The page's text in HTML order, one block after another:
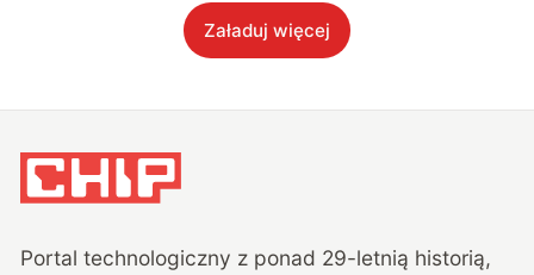
Załaduj więcej
Portal technologiczny z ponad 29-letnią historią,